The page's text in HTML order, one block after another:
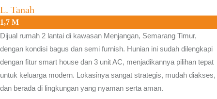
L. Tanah
1,7 M
Dijual rumah 2 lantai di kawasan Menjangan, Semarang Timur,
dengan kondisi bagus dan semi furnish. Hunian ini sudah dilengkapi
dengan fitur smart house dan 3 unit AC, menjadikannya pilihan tepat
untuk keluarga modern. Lokasinya sangat strategis, mudah diakses,
dan berada di lingkungan yang nyaman serta aman.